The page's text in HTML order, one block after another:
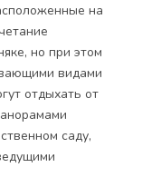
на
но при этом
видами
отдыхать от
саду,